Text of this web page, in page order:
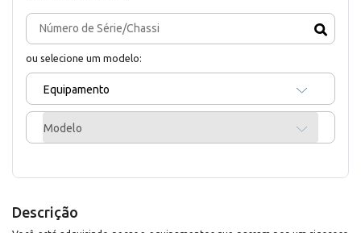
ou selecione um modelo:
Equipamento
Modelo
Descrição